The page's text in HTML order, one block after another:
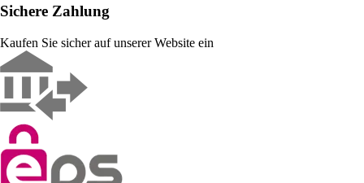
Sichere Zahlung
Kaufen Sie sicher auf unserer Website ein